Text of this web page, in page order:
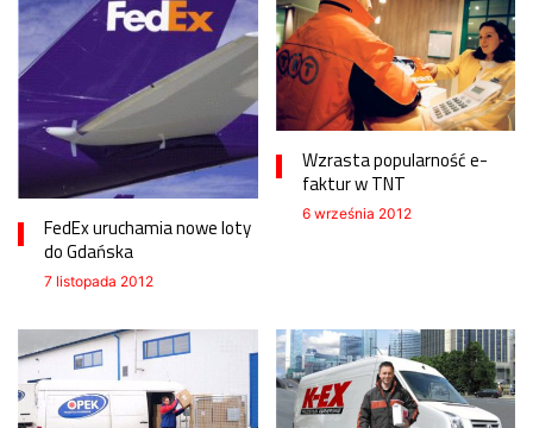
FedEx uruchamia nowe loty
do Gdańska
7 listopada 2012
Wzrasta popularność e-
faktur w TNT
6 września 2012